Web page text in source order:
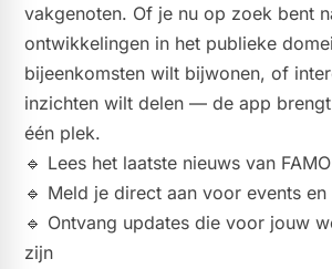
vakgenoten. Of je nu op zoek bent
ontwikkelingen in het publieke
bijeenkomsten wilt bijwonen, of
inzichten wilt delen — de app
één plek.
🔹 Lees het laatste nieuws van FAMO
🔹 Meld je direct aan voor events
🔹 Ontvang updates die voor jouw
zijn